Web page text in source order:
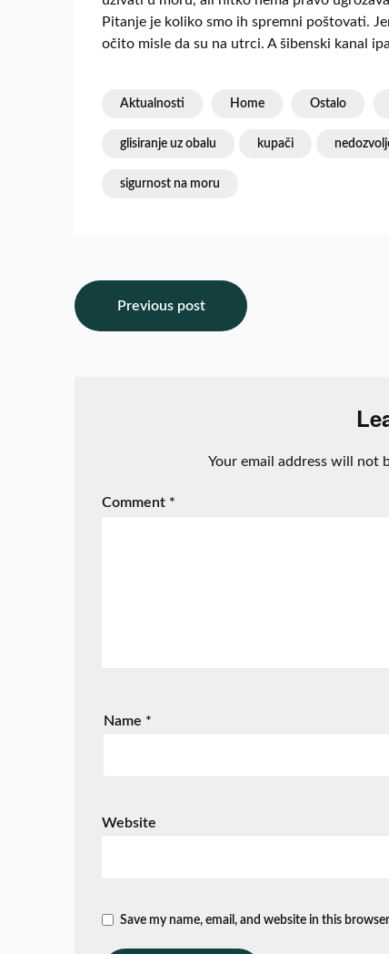
Pitanje je koliko smo ih spremni poštovati.
očito misle da su na utrci. A šibenski kanal
Aktualnosti Home Ostalo
glisiranje uz obalu kupači
sigurnost na moru
Previous post
Your email address will not
Comment *
Name *
Website
Save my name, email, and website in this